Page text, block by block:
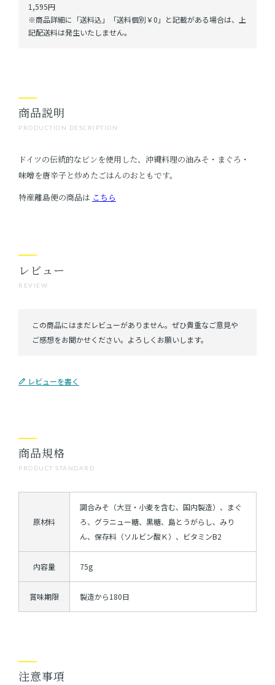
1,595円
※商品詳細に「送料込」「送料個別￥0」と記載がある場合は、上
記配送料は発生いたしません。
PRODUCTION DESCRIPTION
商品説明
ドイツの伝統的なビンを使用した、沖縄料理の油みそ・まぐろ・
味噌を唐辛子と炒めたごはんのおともです。
特産離島便の商品は こちら
REVIEW
レビュー
レビューを書く
PRODUCT STANDARD
商品規格
原材料
調合みそ（大豆・小麦を含む、国内製造）、まぐ
ろ、グラニュー糖、黒糖、島とうがらし、みり
ん、保存料（ソルビン酸Ｋ）、ビタミンB2
内容量 75g
賞味期限 製造から180日
注意事項